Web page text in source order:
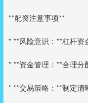
**配资注意事项**
* **风险意识：**杠杆资
* **资金管理：**合理分
* **交易策略：**制定清